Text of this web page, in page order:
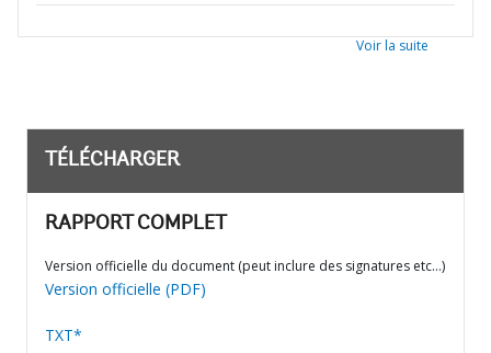
Voir la suite
TÉLÉCHARGER
RAPPORT COMPLET
Version officielle du document (peut inclure des signatures etc…)
Version officielle (PDF)
TXT*